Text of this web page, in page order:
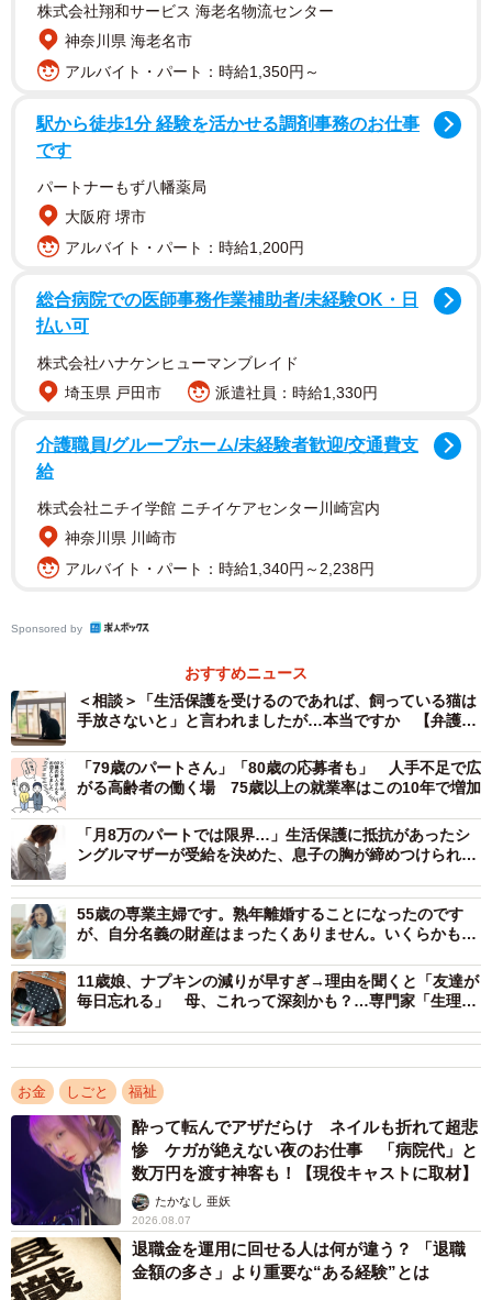
生活保護との比較で浮かぶ矛盾
しかし、もし同じ地域・同じ28歳・無収入の単身世帯で生
万円程度となり、月10万円ほどになります。さらに医療費
自己負担ゼロや税の減免もあります。結果として「生活保
護の方が余裕がある」という逆転現象が生まれるのです。
なぜ逆転するのか？
げられます。
▽社会保険料の負担
どれくらいの報酬を受け取っているか」によって決まるた
えてしまいます。しかし、生活保護利用者は全ての負担が
免除されます。
生活保護には、衣食住だけでなく、医療、介護、教育、生
業（仕事）、出産、葬祭といった「健康で文化的な最低限
度の生活」に必要な生活のあらゆる側面を援助の対象とす
るため、現金以上の支えになることがあります。
「助けを借りてもいいんだ」と気づいた瞬間
市役所職員に相談してみましょう※画像はイメージです
（webbiz/stock.adobe.com/）
ある夏の日、山村さんの家の冷蔵庫が突然動かなくなりま
した。
株式会社翔和サービス 海老名物流センター
神奈川県 海老名市
アルバイト・パート：時給1,350円～
駅から徒歩1分 経験を活かせる調剤事務のお仕事
です
パートナーもず八幡薬局
大阪府 堺市
アルバイト・パート：時給1,200円
総合病院での医師事務作業補助者/未経験OK・日
払い可
株式会社ハナケンヒューマンブレイド
埼玉県 戸田市
派遣社員：時給1,330円
介護職員/グループホーム/未経験者歓迎/交通費支
給
株式会社ニチイ学館 ニチイケアセンター川崎宮内
神奈川県 川崎市
アルバイト・パート：時給1,340円～2,238円
Sponsored by
おすすめニュース
＜相談＞「生活保護を受けるのであれば、飼っている猫は
手放さないと」と言われましたが…本当ですか 【弁護士
「79歳のパートさん」「80歳の応募者も」 人手不足で広
がる高齢者の働く場 75歳以上の就業率はこの10年で増加
「月8万のパートでは限界…」生活保護に抵抗があったシ
ングルマザーが受給を決めた、息子の胸が締めつけられる
55歳の専業主婦です。熟年離婚することになったのです
が、自分名義の財産はまったくありません。いくらかもら
11歳娘、ナプキンの減りが早すぎ→理由を聞くと「友達が
毎日忘れる」 母、これって深刻かも？…専門家「生理の
お金 しごと 福祉
酔って転んでアザだらけ ネイルも折れて超悲
惨 ケガが絶えない夜のお仕事 「病院代」と
数万円を渡す神客も！【現役キャストに取材】
たかなし 亜妖
2026.08.07
退職金を運用に回せる人は何が違う？ 「退職
金額の多さ」より重要な“ある経験”とは